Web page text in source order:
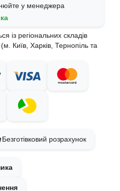
у менеджера
із регіональних складів
Київ, Харків, Тернопіль та
Безготівковий розрахунок